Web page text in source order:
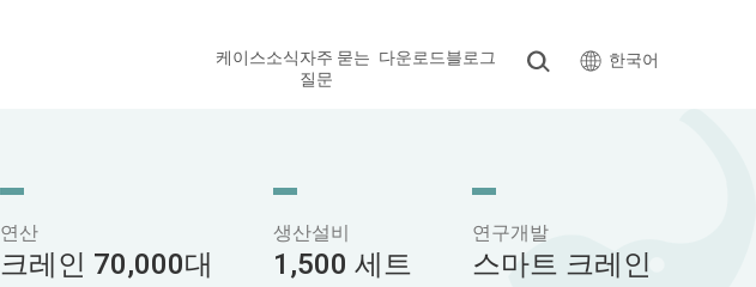
케이스소식자주 묻는
질문
다운로드블로그 한국어
연산
크레인 70,000대
생산설비
1,500 세트
연구개발
스마트 크레인